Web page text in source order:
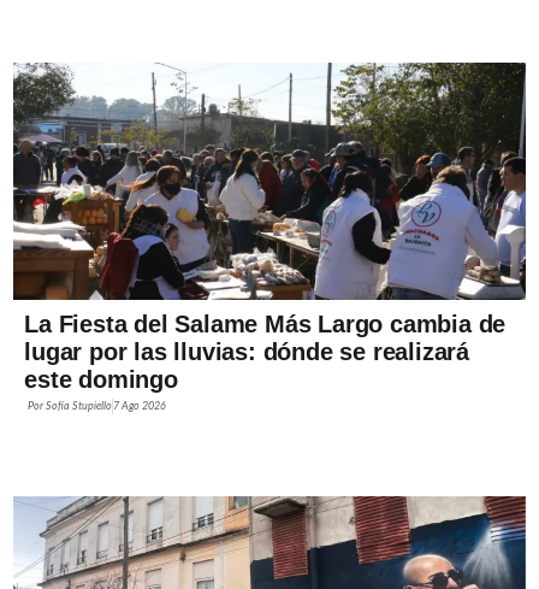
La Fiesta del Salame Más Largo cambia de
lugar por las lluvias: dónde se realizará
este domingo
PorSofía Stupiello 7 Ago 2026